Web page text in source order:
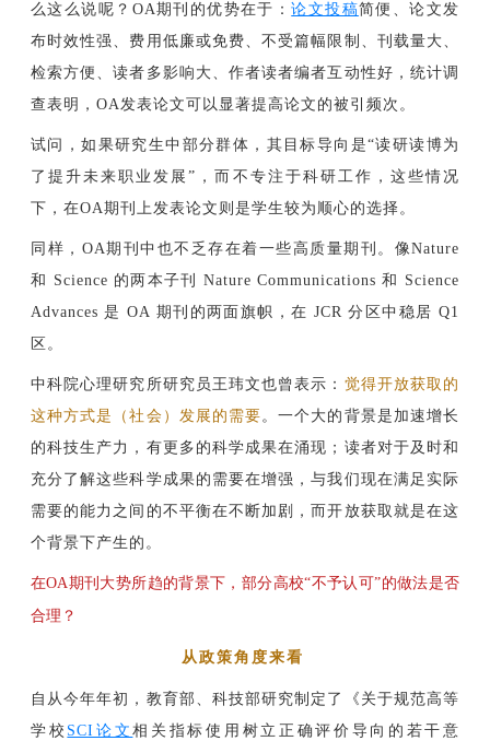
么这么说呢？OA期刊的优势在于：论文投稿简便、论文发
布时效性强、费用低廉或免费、不受篇幅限制、刊载量大、
检索方便、读者多影响大、作者读者编者互动性好，统计调
查表明，OA发表论文可以显著提高论文的被引频次。
试问，如果研究生中部分群体，其目标导向是“读研读博为
了提升未来职业发展”，而不专注于科研工作，这些情况
下，在OA期刊上发表论文则是学生较为顺心的选择。
同样，OA期刊中也不乏存在着一些高质量期刊。像Nature
和 Science 的两本子刊 Nature Communications 和 Science
Advances 是 OA 期刊的两面旗帜，在 JCR 分区中稳居 Q1
区。
中科院心理研究所研究员王玮文也曾表示： 觉得开放获取的
这种方式是（社会）发展的需要。一个大的背景是加速增长
的科技生产力，有更多的科学成果在涌现；读者对于及时和
充分了解这些科学成果的需要在增强，与我们现在满足实际
需要的能力之间的不平衡在不断加剧，而开放获取就是在这
个背景下产生的。
在OA期刊大势所趋的背景下，部分高校“不予认可”的做法是否
合理？
从政策角度来看
自从今年年初，教育部、科技部研究制定了《关于规范高等
学校 SCI论文相关指标使用树立正确评价导向的若干意